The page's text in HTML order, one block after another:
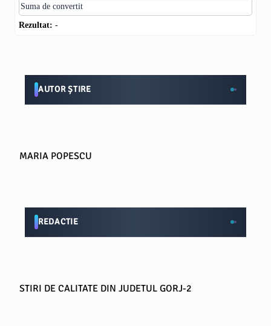
Rezultat: -
AUTOR ȘTIRE
MARIA POPESCU
REDACTIE
STIRI DE CALITATE DIN JUDETUL GORJ-2